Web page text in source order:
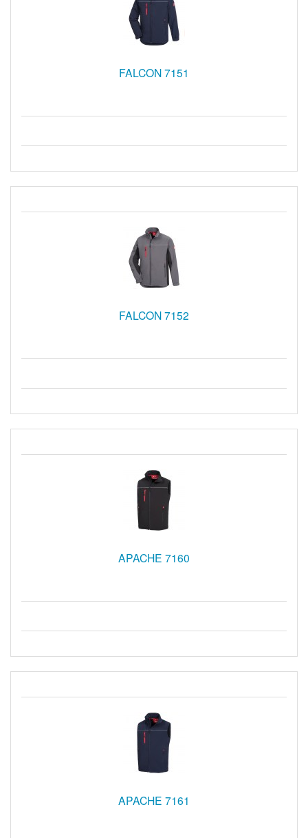
FALCON 7151
FALCON 7152
APACHE 7160
APACHE 7161